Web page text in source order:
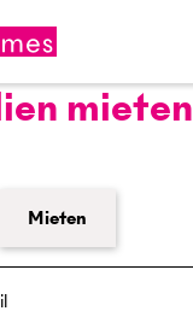
mieten
Mieten